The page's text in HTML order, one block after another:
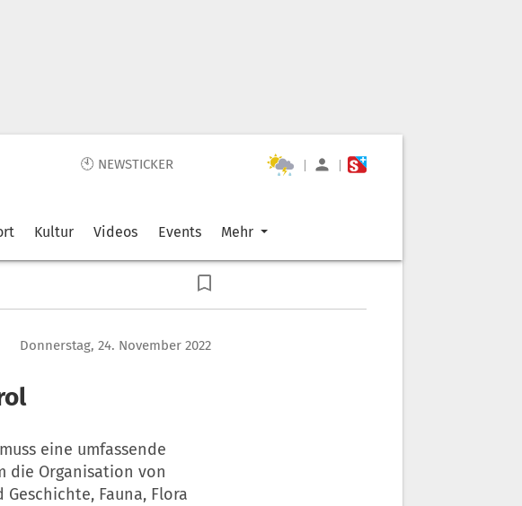
🕙 NEWSTICKER | |
Kultur Videos Events Mehr
Donnerstag, 24. November 2022
eine umfassende
die Organisation von
Fauna, Flora